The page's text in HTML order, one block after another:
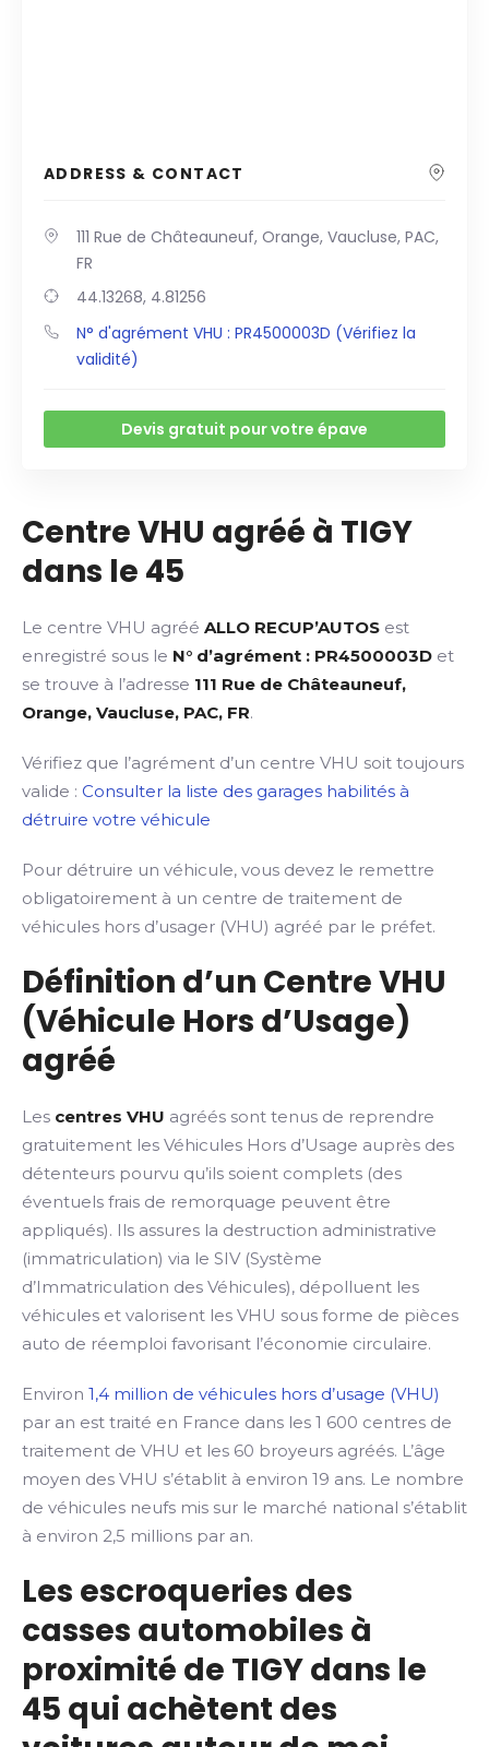
ADDRESS & CONTACT
111 Rue de Châteauneuf, Orange, Vaucluse, PAC,
FR
44.13268, 4.81256
N° d'agrément VHU : PR4500003D (Vérifiez la
validité)
Devis gratuit pour votre épave
Centre VHU agréé à TIGY
dans le 45
Le centre VHU agréé ALLO RECUP’AUTOS est
enregistré sous le N° d’agrément : PR4500003D et
se trouve à l’adresse 111 Rue de Châteauneuf,
Orange, Vaucluse, PAC, FR.
Vérifiez que l’agrément d’un centre VHU soit toujours
valide : Consulter la liste des garages habilités à
détruire votre véhicule
Pour détruire un véhicule, vous devez le remettre
obligatoirement à un centre de traitement de
véhicules hors d’usager (VHU) agréé par le préfet.
Définition d’un Centre VHU
(Véhicule Hors d’Usage)
agréé
Les centres VHU agréés sont tenus de reprendre
gratuitement les Véhicules Hors d’Usage auprès des
détenteurs pourvu qu’ils soient complets (des
éventuels frais de remorquage peuvent être
appliqués). Ils assures la destruction administrative
(immatriculation) via le SIV (Système
d’Immatriculation des Véhicules), dépolluent les
véhicules et valorisent les VHU sous forme de pièces
auto de réemploi favorisant l’économie circulaire.
Environ 1,4 million de véhicules hors d’usage (VHU)
par an est traité en France dans les 1 600 centres de
traitement de VHU et les 60 broyeurs agréés. L’âge
moyen des VHU s’établit à environ 19 ans. Le nombre
de véhicules neufs mis sur le marché national s’établit
à environ 2,5 millions par an.
Les escroqueries des
casses automobiles à
proximité de TIGY dans le
45 qui achètent des